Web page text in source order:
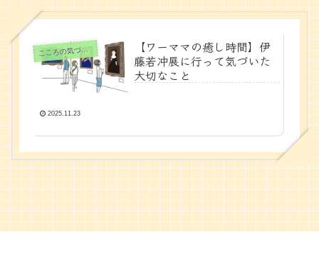
こころの気づきノート
【ワーママの癒し時間】伊
藤若冲展に行って気づいた
大切なこと
2025.11.23